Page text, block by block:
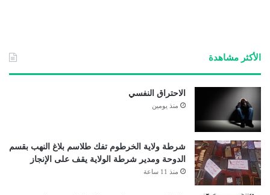
الأكثر مشاهدة
الاحتراق النفسي
منذ يومين
شرطة ولاية الخرطوم تفك طلاسم بلاغ النهب بقسم
الدوحة ومدير شرطة الولاية يقف على الإنجاز
منذ 11 ساعة